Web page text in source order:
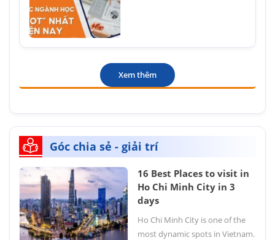
Xem thêm
Góc chia sẻ - giải trí
16 Best Places to visit in
Ho Chi Minh City in 3
days
Ho Chi Minh City is one of the
most dynamic spots in Vietnam.